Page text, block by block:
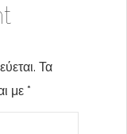
Τα
με *